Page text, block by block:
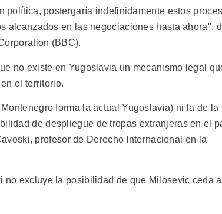
política, postergaría indefinidamente estos
alcanzados en las negociaciones hasta ahora",
(BBC).
no existe en Yugoslavia un mecanismo legal
el territorio.
forma la actual Yugoslavia) ni la de la
de despliegue de tropas extranjeras en el
profesor de Derecho Internacional en la
no excluye la posibilidad de que Milosevic ceda